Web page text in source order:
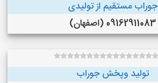
جوراب مستقیم از تولیدی
09162911083 (اصفهان)
تولید وپخش جوراب